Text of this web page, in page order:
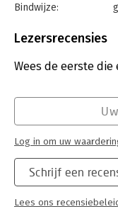
Bindwijze:
Uitgever:
Lezersrecensies
Wees de eerste
Schrijf een
Lees ons
Log in om uw